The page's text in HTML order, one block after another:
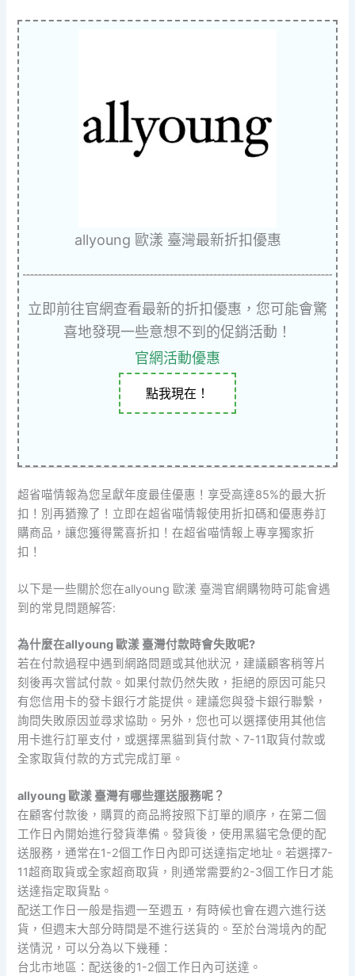
allyoung 歐漾 臺灣最新折扣優惠
立即前往官網查看最新的折扣優惠，您可能會驚
喜地發現一些意想不到的促銷活動！
官網活動優惠
點我現在！
超省喵情報為您呈獻年度最佳優惠！享受高達85%的最大折
扣！別再猶豫了！立即在超省喵情報使用折扣碼和優惠券訂
購商品，讓您獲得驚喜折扣！在超省喵情報上專享獨家折
扣！
以下是一些關於您在allyoung 歐漾 臺灣官網購物時可能會遇
到的常見問題解答:
為什麼在allyoung 歐漾 臺灣付款時會失敗呢?
若在付款過程中遇到網路問題或其他狀況，建議顧客稍等片
刻後再次嘗試付款。如果付款仍然失敗，拒絕的原因可能只
有您信用卡的發卡銀行才能提供。建議您與發卡銀行聯繫，
詢問失敗原因並尋求協助。另外，您也可以選擇使用其他信
用卡進行訂單支付，或選擇黑貓到貨付款、7-11取貨付款或
全家取貨付款的方式完成訂單。
allyoung 歐漾 臺灣有哪些運送服務呢？
在顧客付款後，購買的商品將按照下訂單的順序，在第二個
工作日內開始進行發貨準備。發貨後，使用黑貓宅急便的配
送服務，通常在1-2個工作日內即可送達指定地址。若選擇7-
11超商取貨或全家超商取貨，則通常需要約2-3個工作日才能
送達指定取貨點。
配送工作日一般是指週一至週五，有時候也會在週六進行送
貨，但週末大部分時間是不進行送貨的。至於台灣境內的配
送情況，可以分為以下幾種：
台北市地區：配送後的1-2個工作日內可送達。